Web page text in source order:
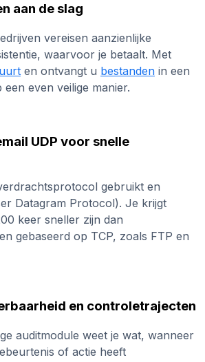
aan de slag
vereisen aanzienlijke
waarvoor je betaalt. Met
en ontvangt u bestanden in een
even veilige manier.
UDP voor snelle
gebruikt en
Datagram Protocol). Je krijgt
keer sneller zijn dan
gebaseerd op TCP, zoals FTP en
en controletrajecten
auditmodule weet je wat, wanneer
of actie heeft